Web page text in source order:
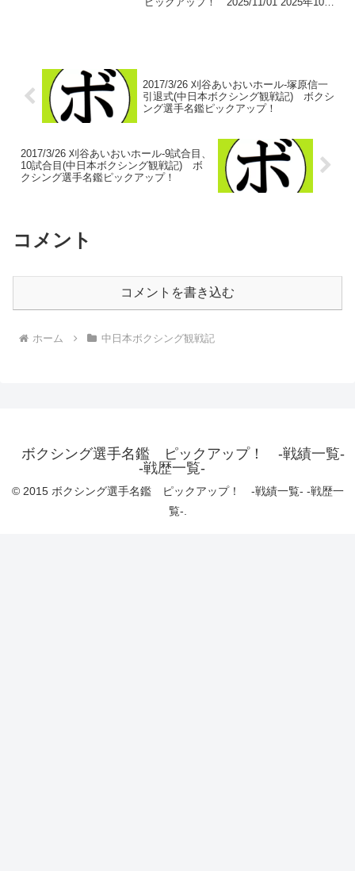
2017/3/26 刈谷あいおいホール-塚原信一
引退式(中日本ボクシング観戦記) ボクシ
ング選手名鑑ピックアップ！
2017/3/26 刈谷あいおいホール-9試合目、
10試合目(中日本ボクシング観戦記) ボ
クシング選手名鑑ピックアップ！
コメント
コメントを書き込む
ホーム 中日本ボクシング観戦記
ボクシング選手名鑑 ピックアップ！ -戦績一覧-
-戦歴一覧-
© 2015 ボクシング選手名鑑 ピックアップ！ -戦績一覧- -戦歴一
覧-.